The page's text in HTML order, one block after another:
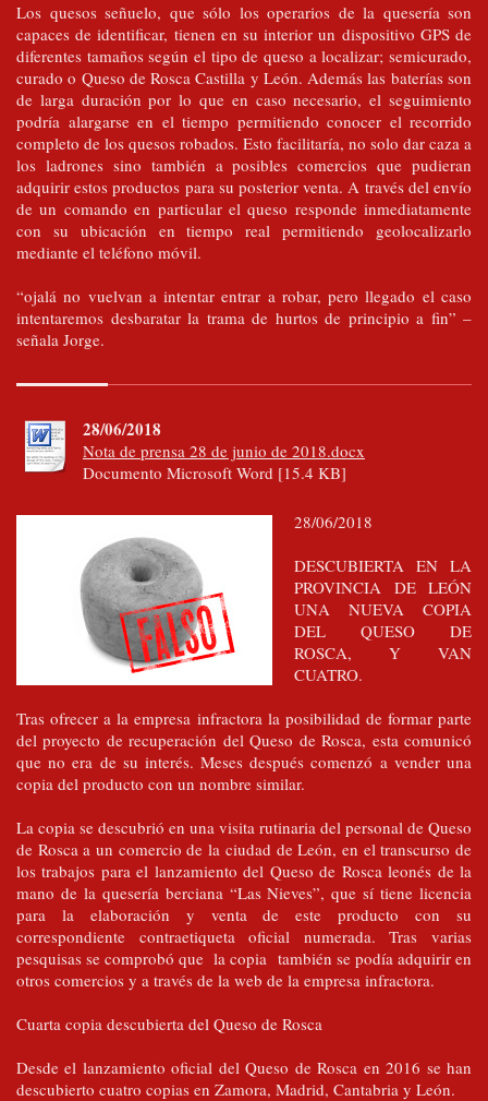
Los quesos señuelo, que sólo los operarios de la quesería son
capaces de identificar, tienen en su interior un dispositivo GPS de
diferentes tamaños según el tipo de queso a localizar; semicurado,
curado o Queso de Rosca Castilla y León. Además las baterías son
de larga duración por lo que en caso necesario, el seguimiento
podría alargarse en el tiempo permitiendo conocer el recorrido
completo de los quesos robados. Esto facilitaría, no solo dar caza a
los ladrones sino también a posibles comercios que pudieran
adquirir estos productos para su posterior venta. A través del envío
de un comando en particular el queso responde inmediatamente
con su ubicación en tiempo real permitiendo geolocalizarlo
mediante el teléfono móvil.
“ojalá no vuelvan a intentar entrar a robar, pero llegado el caso
intentaremos desbaratar la trama de hurtos de principio a fin” –
señala Jorge.
28/06/2018
Nota de prensa 28 de junio de 2018.docx
Documento Microsoft Word [15.4 KB]
28/06/2018
DESCUBIERTA EN LA
PROVINCIA DE LEÓN
UNA NUEVA COPIA
DEL QUESO DE
ROSCA, Y VAN
CUATRO.
Tras ofrecer a la empresa infractora la posibilidad de formar parte
del proyecto de recuperación del Queso de Rosca, esta comunicó
que no era de su interés. Meses después comenzó a vender una
copia del producto con un nombre similar.
La copia se descubrió en una visita rutinaria del personal de Queso
de Rosca a un comercio de la ciudad de León, en el transcurso de
los trabajos para el lanzamiento del Queso de Rosca leonés de la
mano de la quesería berciana “Las Nieves”, que sí tiene licencia
para la elaboración y venta de este producto con su
correspondiente contraetiqueta oficial numerada. Tras varias
pesquisas se comprobó que la copia también se podía adquirir en
otros comercios y a través de la web de la empresa infractora.
Cuarta copia descubierta del Queso de Rosca
Desde el lanzamiento oficial del Queso de Rosca en 2016 se han
descubierto cuatro copias en Zamora, Madrid, Cantabria y León.